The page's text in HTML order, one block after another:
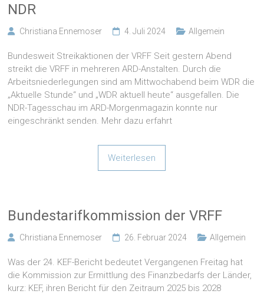
NDR
Christiana Ennemoser 4. Juli 2024 Allgemein
Bundesweit Streikaktionen der VRFF Seit gestern Abend
streikt die VRFF in mehreren ARD-Anstalten. Durch die
Arbeitsniederlegungen sind am Mittwochabend beim WDR die
„Aktuelle Stunde“ und „WDR aktuell heute“ ausgefallen. Die
NDR-Tagesschau im ARD-Morgenmagazin konnte nur
eingeschränkt senden. Mehr dazu erfahrt
Weiterlesen
Bundestarifkommission der VRFF
Christiana Ennemoser 26. Februar 2024 Allgemein
Was der 24. KEF-Bericht bedeutet Vergangenen Freitag hat
die Kommission zur Ermittlung des Finanzbedarfs der Länder,
kurz: KEF, ihren Bericht für den Zeitraum 2025 bis 2028